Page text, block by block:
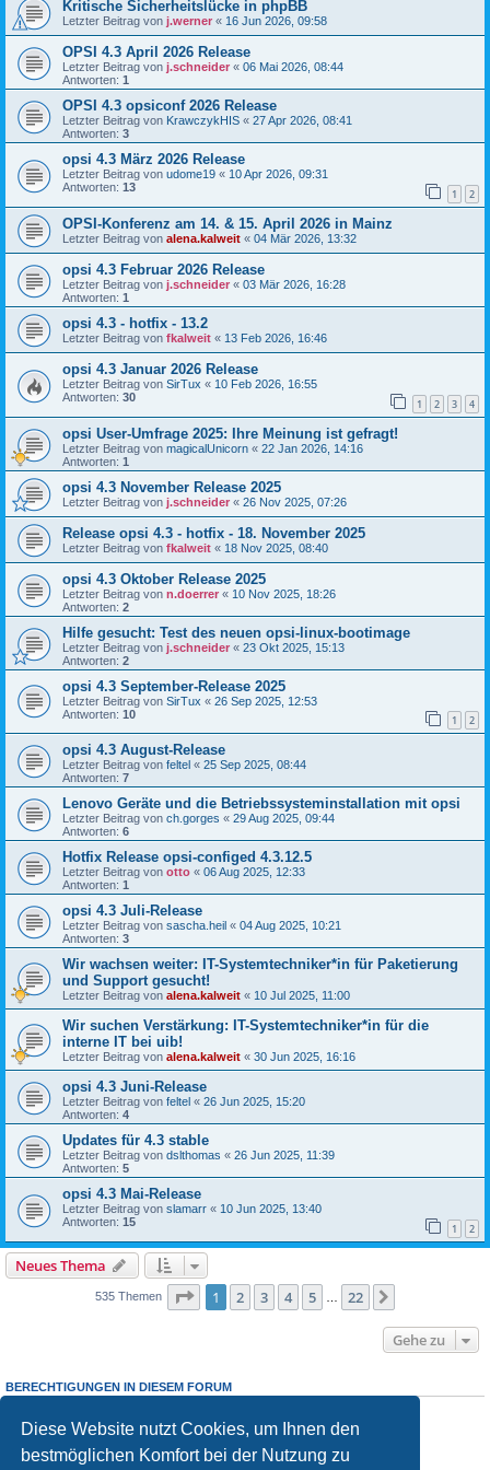
Diese Website nutzt Cookies, um Ihnen den
bestmöglichen Komfort bei der Nutzung zu
Kritische Sicherheitslücke in phpBB
Letzter Beitrag von j.werner « 16 Jun 2026, 09:58
OPSI 4.3 April 2026 Release
Letzter Beitrag von j.schneider « 06 Mai 2026, 08:44
Antworten: 1
OPSI 4.3 opsiconf 2026 Release
Letzter Beitrag von KrawczykHIS « 27 Apr 2026, 08:41
Antworten: 3
opsi 4.3 März 2026 Release
Letzter Beitrag von udome19 « 10 Apr 2026, 09:31
Antworten: 13 1 2
OPSI-Konferenz am 14. & 15. April 2026 in Mainz
Letzter Beitrag von alena.kalweit « 04 Mär 2026, 13:32
opsi 4.3 Februar 2026 Release
Letzter Beitrag von j.schneider « 03 Mär 2026, 16:28
Antworten: 1
opsi 4.3 - hotfix - 13.2
Letzter Beitrag von fkalweit « 13 Feb 2026, 16:46
opsi 4.3 Januar 2026 Release
Letzter Beitrag von SirTux « 10 Feb 2026, 16:55
Antworten: 30 1 2 3 4
opsi User-Umfrage 2025: Ihre Meinung ist gefragt!
Letzter Beitrag von magicalUnicorn « 22 Jan 2026, 14:16
Antworten: 1
opsi 4.3 November Release 2025
Letzter Beitrag von j.schneider « 26 Nov 2025, 07:26
Release opsi 4.3 - hotfix - 18. November 2025
Letzter Beitrag von fkalweit « 18 Nov 2025, 08:40
opsi 4.3 Oktober Release 2025
Letzter Beitrag von n.doerrer « 10 Nov 2025, 18:26
Antworten: 2
Hilfe gesucht: Test des neuen opsi-linux-bootimage
Letzter Beitrag von j.schneider « 23 Okt 2025, 15:13
Antworten: 2
opsi 4.3 September-Release 2025
Letzter Beitrag von SirTux « 26 Sep 2025, 12:53
Antworten: 10 1 2
opsi 4.3 August-Release
Letzter Beitrag von feltel « 25 Sep 2025, 08:44
Antworten: 7
Lenovo Geräte und die Betriebssysteminstallation mit opsi
Letzter Beitrag von ch.gorges « 29 Aug 2025, 09:44
Antworten: 6
Hotfix Release opsi-configed 4.3.12.5
Letzter Beitrag von otto « 06 Aug 2025, 12:33
Antworten: 1
opsi 4.3 Juli-Release
Letzter Beitrag von sascha.heil « 04 Aug 2025, 10:21
Antworten: 3
Wir wachsen weiter: IT-Systemtechniker*in für Paketierung
und Support gesucht!
Letzter Beitrag von alena.kalweit « 10 Jul 2025, 11:00
Wir suchen Verstärkung: IT-Systemtechniker*in für die
interne IT bei uib!
Letzter Beitrag von alena.kalweit « 30 Jun 2025, 16:16
opsi 4.3 Juni-Release
Letzter Beitrag von feltel « 26 Jun 2025, 15:20
Antworten: 4
Updates für 4.3 stable
Letzter Beitrag von dslthomas « 26 Jun 2025, 11:39
Antworten: 5
opsi 4.3 Mai-Release
Letzter Beitrag von slamarr « 10 Jun 2025, 13:40
Antworten: 15 1 2
Neues Thema
535 Themen Seite 1von 22
1 2 3 4 5 22
Gehe zu
BERECHTIGUNGEN IN DIESEM FORUM
Sie dürfenkeineAntworten zu Themen in diesem Forum erstellen.
Sie dürfen Ihre Beiträge in diesem Forumnicht ändern.
Sie dürfen Ihre Beiträge in diesem Forumnichtlöschen.